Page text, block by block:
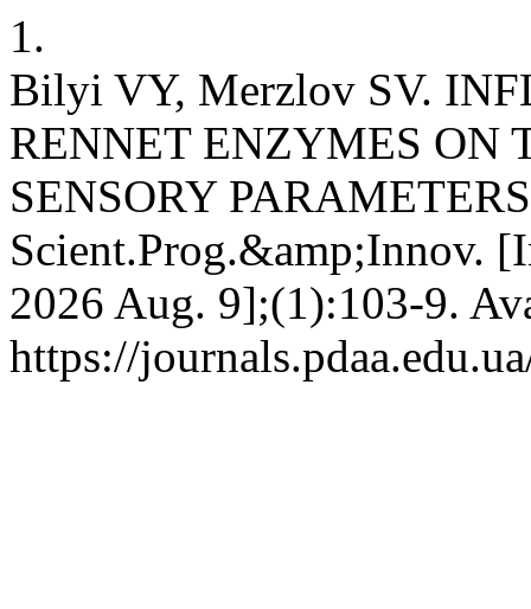
1.
Bilyi VY, Merzlov SV.
RENNET ENZYMES ON
SENSORY
Scient.Prog.&amp;Innov.
2026 Aug. 9];(1):103-9.
https://